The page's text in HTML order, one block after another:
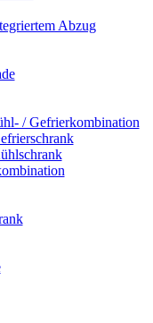
Abzug
/ Gefrierkombination